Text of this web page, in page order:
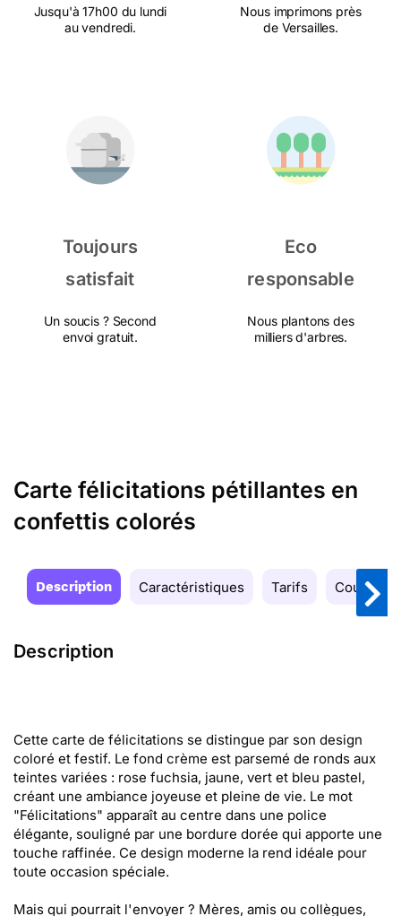
Jusqu'à 17h00 du lundi
au vendredi.
Nous imprimons près
de Versailles.
Toujours
satisfait
Un soucis ? Second
envoi gratuit.
Eco
responsable
Nous plantons des
milliers d'arbres.
Carte félicitations pétillantes en
confettis colorés
Description Caractéristiques Tarifs Couleurs
Description
Cette carte de félicitations se distingue par son design
coloré et festif. Le fond crème est parsemé de ronds aux
teintes variées : rose fuchsia, jaune, vert et bleu pastel,
créant une ambiance joyeuse et pleine de vie. Le mot
"Félicitations" apparaît au centre dans une police
élégante, souligné par une bordure dorée qui apporte une
touche raffinée. Ce design moderne la rend idéale pour
toute occasion spéciale.
Mais qui pourrait l'envoyer ? Mères, amis ou collègues,